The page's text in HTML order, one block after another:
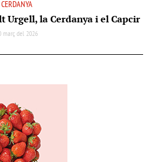
CERDANYA
Urgell, la Cerdanya i el Capcir
març del 2026